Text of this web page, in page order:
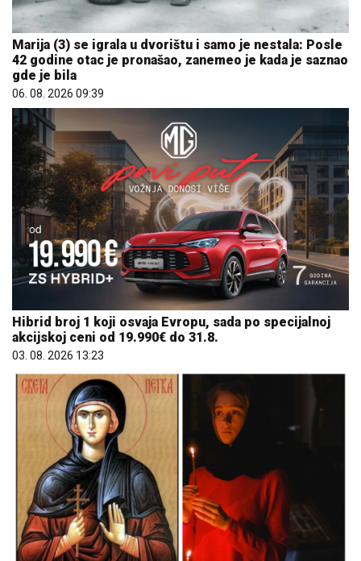
Marija (3) se igrala u dvorištu i samo je nestala: Posle
42 godine otac je pronašao, zanemeo je kada je saznao
gde je bila
06. 08. 2026 09:39
Hibrid broj 1 koji osvaja Evropu, sada po specijalnoj
akcijskoj ceni od 19.990€ do 31.8.
03. 08. 2026 13:23